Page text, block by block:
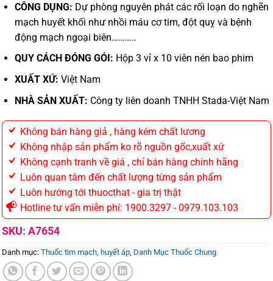
CÔNG DỤNG: Dự phòng nguyên phát các rối loạn do nghẽn
mạch huyết khối như nhồi máu cơ tim, đột quỵ và bệnh
động mạch ngoại biên………..
QUY CÁCH ĐÓNG GÓI: Hộp 3 vỉ x 10 viên nén bao phim
XUẤT XỨ: Việt Nam
NHÀ SẢN XUẤT: Công ty liên doanh TNHH Stada-Việt Nam
Không bán hàng giả , hàng kém chất lương
Không nhập sản phẩm ko rõ nguồn gốc,xuất xứ
Không cạnh tranh về giá , chỉ bán hàng chính hãng
Luôn quan tâm đến chất lượng từng sản phẩm
Luôn hướng tới thuocthat - gia trị thật
Hotline tư vấn miễn phí: 1900.3297 - 0979.103.103
SKU: A7654
Danh mục: Thuốc tim mạch, huyết áp, Danh Mục Thuốc Chung